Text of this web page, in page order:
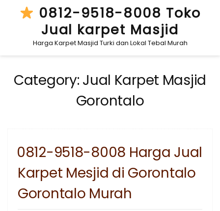
0812-9518-8008 Toko
Jual karpet Masjid
Harga Karpet Masjid Turki dan Lokal Tebal Murah
Category: Jual Karpet Masjid
Gorontalo
0812-9518-8008 Harga Jual
Karpet Mesjid di Gorontalo
Gorontalo Murah